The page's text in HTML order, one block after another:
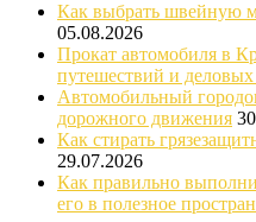
Как выбрать швейную
05.08.2026
Прокат автомобиля в
путешествий и деловых
Автомобильный
дорожного движения
Как стирать
29.07.2026
Как правильно
его в полезное